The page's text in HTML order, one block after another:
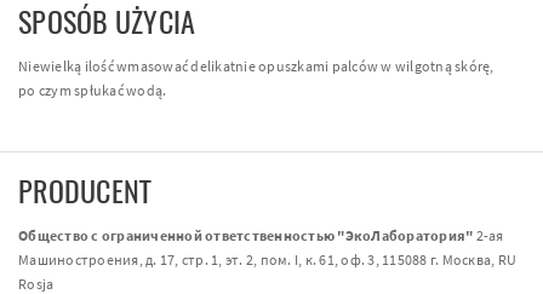
SPOSÓB UŻYCIA
Niewielką ilość wmasować delikatnie opuszkami palców w wilgotną skórę,
po czym spłukać wodą.
PRODUCENT
Общество с ограниченной ответственностью "ЭкоЛаборатория" 2-ая
Машиностроения, д. 17, стр. 1, эт. 2, пом. I, к. 61, оф. 3, 115088 г. Москва, RU
Rosja